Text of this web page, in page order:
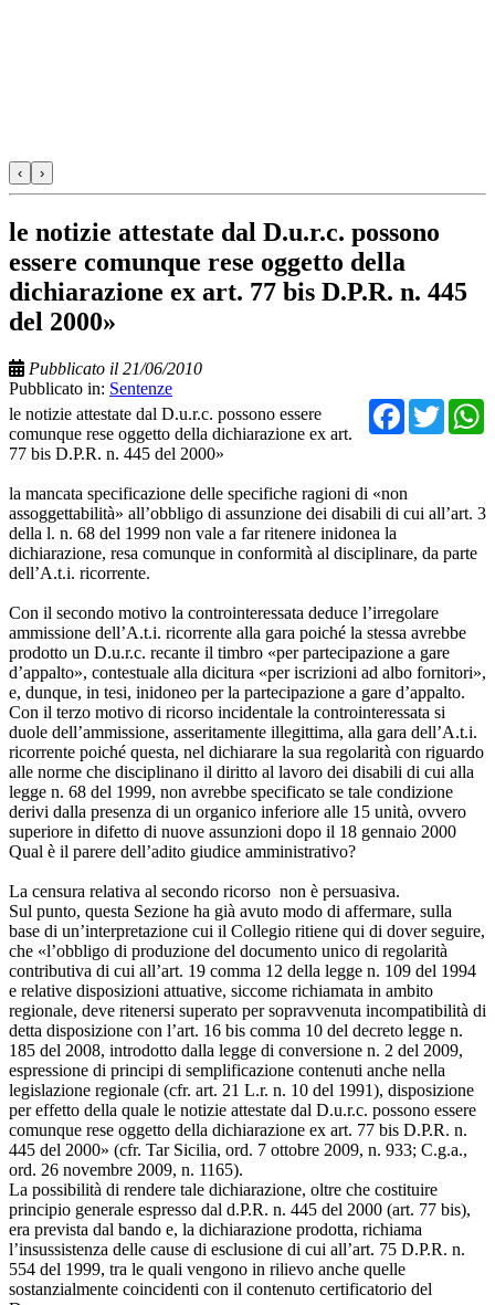
‹ ›
le notizie attestate dal D.u.r.c. possono
essere comunque rese oggetto della
dichiarazione ex art. 77 bis D.P.R. n. 445
del 2000»
Pubblicato il 21/06/2010
Pubblicato in: Sentenze
le notizie attestate dal D.u.r.c. possono essere
comunque rese oggetto della dichiarazione ex art.
77 bis D.P.R. n. 445 del 2000»
la mancata specificazione delle specifiche ragioni di «non
assoggettabilità» all’obbligo di assunzione dei disabili di cui all’art. 3
della l. n. 68 del 1999 non vale a far ritenere inidonea la
dichiarazione, resa comunque in conformità al disciplinare, da parte
dell’A.t.i. ricorrente.
Con il secondo motivo la controinteressata deduce l’irregolare
ammissione dell’A.t.i. ricorrente alla gara poiché la stessa avrebbe
prodotto un D.u.r.c. recante il timbro «per partecipazione a gare
d’appalto», contestuale alla dicitura «per iscrizioni ad albo fornitori»,
e, dunque, in tesi, inidoneo per la partecipazione a gare d’appalto.
Con il terzo motivo di ricorso incidentale la controinteressata si
duole dell’ammissione, asseritamente illegittima, alla gara dell’A.t.i.
ricorrente poiché questa, nel dichiarare la sua regolarità con riguardo
alle norme che disciplinano il diritto al lavoro dei disabili di cui alla
legge n. 68 del 1999, non avrebbe specificato se tale condizione
derivi dalla presenza di un organico inferiore alle 15 unità, ovvero
superiore in difetto di nuove assunzioni dopo il 18 gennaio 2000
Qual è il parere dell’adito giudice amministrativo?
La censura relativa al secondo ricorso non è persuasiva.
Sul punto, questa Sezione ha già avuto modo di affermare, sulla
base di un’interpretazione cui il Collegio ritiene qui di dover seguire,
che «l’obbligo di produzione del documento unico di regolarità
contributiva di cui all’art. 19 comma 12 della legge n. 109 del 1994
e relative disposizioni attuative, siccome richiamata in ambito
regionale, deve ritenersi superato per sopravvenuta incompatibilità di
detta disposizione con l’art. 16 bis comma 10 del decreto legge n.
185 del 2008, introdotto dalla legge di conversione n. 2 del 2009,
espressione di principi di semplificazione contenuti anche nella
legislazione regionale (cfr. art. 21 L.r. n. 10 del 1991), disposizione
per effetto della quale le notizie attestate dal D.u.r.c. possono essere
comunque rese oggetto della dichiarazione ex art. 77 bis D.P.R. n.
445 del 2000» (cfr. Tar Sicilia, ord. 7 ottobre 2009, n. 933; C.g.a.,
ord. 26 novembre 2009, n. 1165).
La possibilità di rendere tale dichiarazione, oltre che costituire
principio generale espresso dal d.P.R. n. 445 del 2000 (art. 77 bis),
era prevista dal bando e, la dichiarazione prodotta, richiama
l’insussistenza delle cause di esclusione di cui all’art. 75 D.P.R. n.
554 del 1999, tra le quali vengono in rilievo anche quelle
sostanzialmente coincidenti con il contenuto certificatorio del